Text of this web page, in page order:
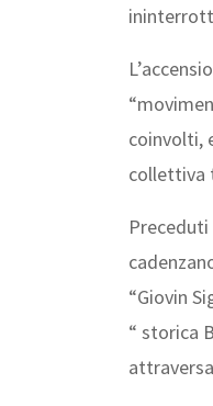
coinvolti,
collettiva
“Giovin
“ storica